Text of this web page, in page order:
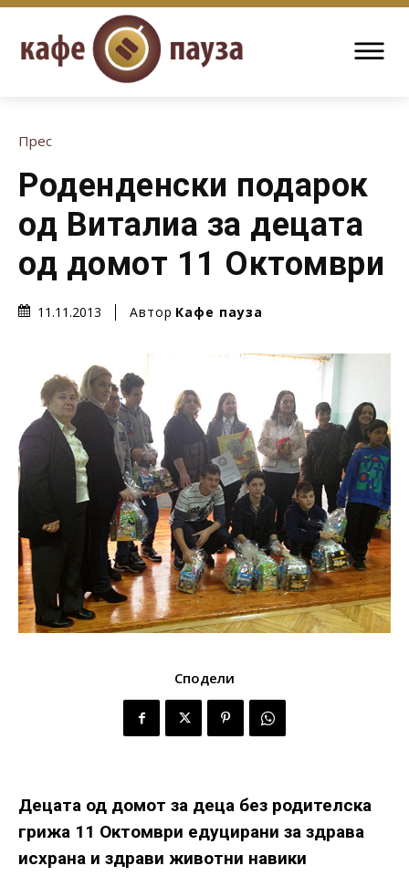
Прес
Роденденски подарок
од Виталиа за децата
од домот 11 Октомври
11.11.2013 Автор Кафе пауза
Сподели
Децата од домот за деца без родителска
грижа 11 Октомври едуцирани за здрава
исхрана и здрави животни навики